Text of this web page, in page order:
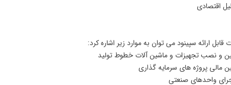
اقتصادی
قابل ارائه سپینود می توان به موارد زیر اشاره کرد:
و نصب تجهیزات و ماشین آلات خطوط تولید
مالی پروژه های سرمایه گذاری
واحدهای صنعتی